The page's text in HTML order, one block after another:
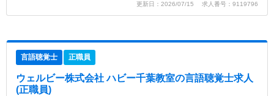
更新日：2026/07/15 求人番号：9119796
言語聴覚士 正職員
ウェルビー株式会社 ハビー千葉教室の言語聴覚士求人
(正職員)